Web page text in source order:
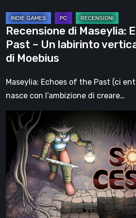
verticale
con
l’anima
di
Recensione di Maseylia:
Past – Un labirinto
di Moebius
Maseylia: Echoes of the Past (ci
nasce con l’ambizione di creare…
Cesto
Recensione:
la
1.0
del
roguelite